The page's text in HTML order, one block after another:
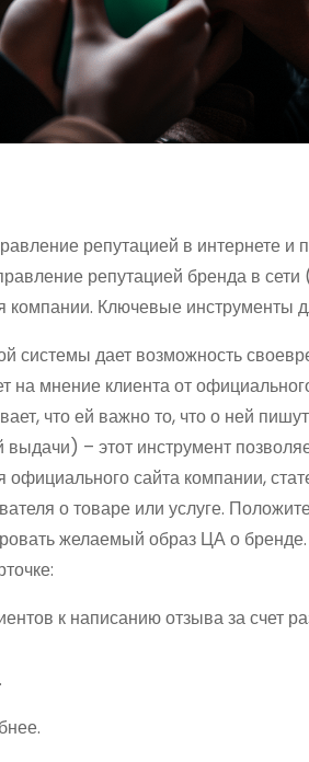
репутацией в интернете
репутацией бренда в
Ключевые инструменты
системы дает возможность
на мнение клиента от
что ей важно то, что о ней
выдачи) – этот инструмент
официального сайта компании,
о товаре или услуге.
желаемый образ ЦА о
к написанию отзыва за счет